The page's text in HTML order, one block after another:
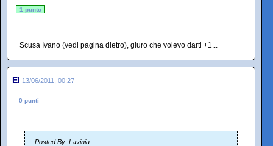
1 punto
Scusa Ivano (vedi pagina dietro), giuro che volevo darti +1...
El 13/06/2011, 00:27
0 punti
Posted By: Lavinia